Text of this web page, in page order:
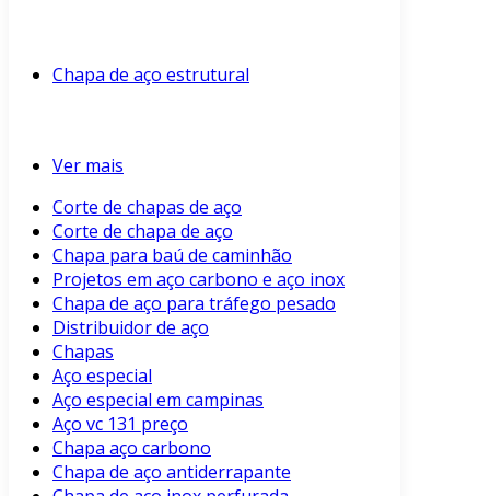
Chapa de aço estrutural
Ver mais
Corte de chapas de aço
Corte de chapa de aço
Chapa para baú de caminhão
Projetos em aço carbono e aço inox
Chapa de aço para tráfego pesado
Distribuidor de aço
Chapas
Aço especial
Aço especial em campinas
Aço vc 131 preço
Chapa aço carbono
Chapa de aço antiderrapante